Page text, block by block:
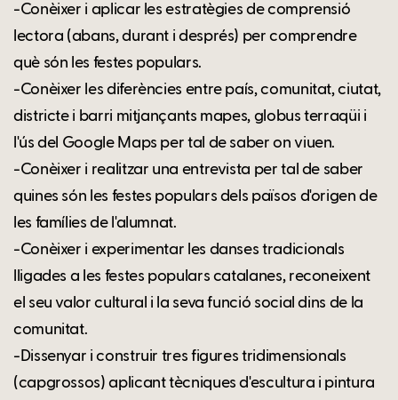
-Conèixer i aplicar les estratègies de comprensió
lectora (abans, durant i després) per comprendre
què són les festes populars.
-Conèixer les diferències entre país, comunitat, ciutat,
districte i barri mitjançants mapes, globus terraqüi i
l'ús del Google Maps per tal de saber on viuen.
-Conèixer i realitzar una entrevista per tal de saber
quines són les festes populars dels països d'origen de
les famílies de l'alumnat.
-Conèixer i experimentar les danses tradicionals
lligades a les festes populars catalanes, reconeixent
el seu valor cultural i la seva funció social dins de la
comunitat.
-Dissenyar i construir tres figures tridimensionals
(capgrossos) aplicant tècniques d'escultura i pintura